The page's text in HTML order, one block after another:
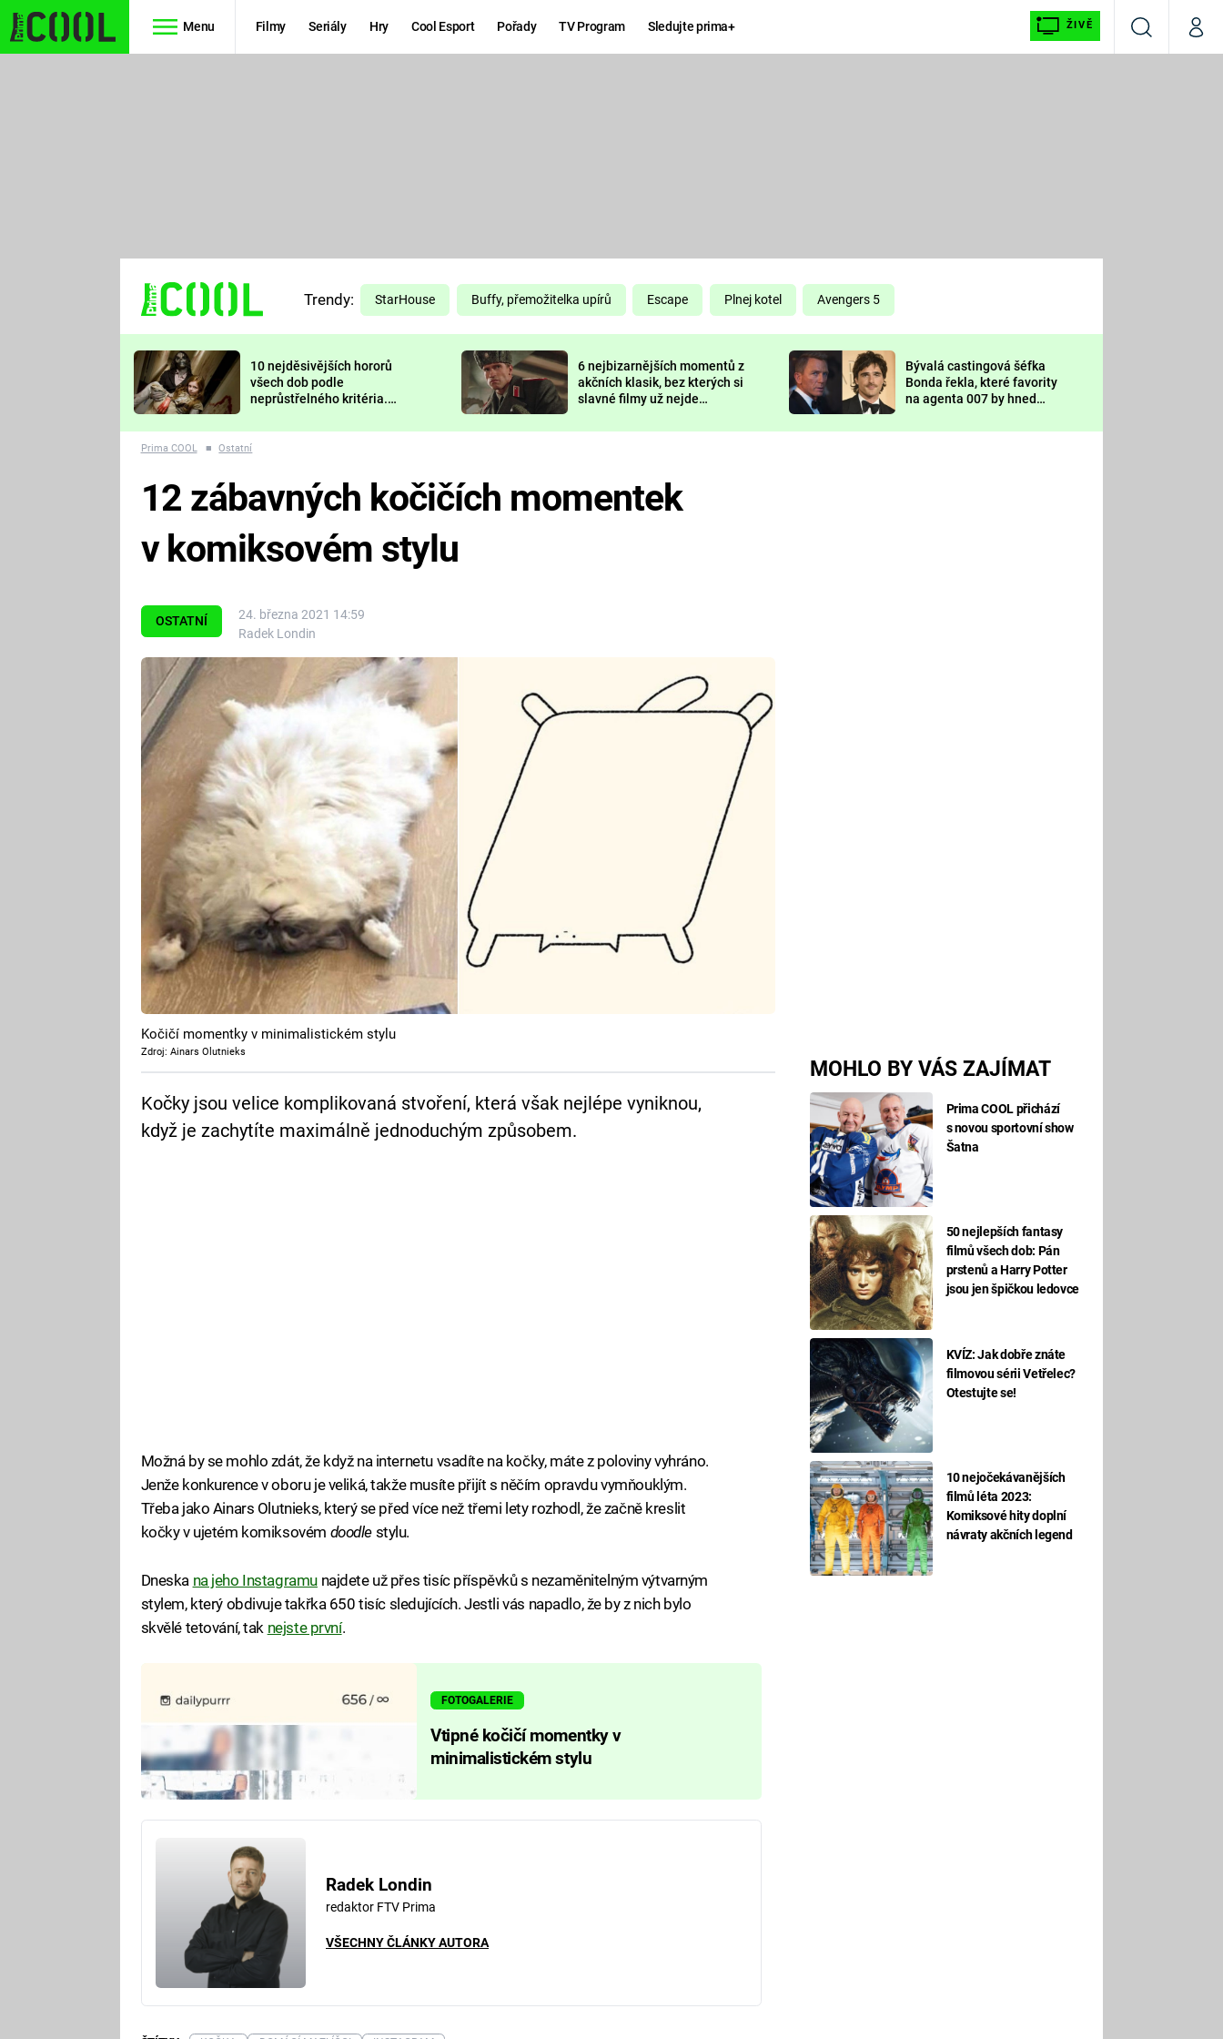
Menu Filmy Seriály Hry Cool Esport Pořady TV Program Sledujte prima+ ŽIVĚ
VyhledáváníMůj
TŘESKU
FUTURAMA
PREDÁTOR
DELIVERANCE
KOMEDIE
CHUCK
NORRIS
DEADPOOL
Prima LAJK
Sledujte nás
Trendy: StarHouse Buffy, přemožitelka upírů Escape Plnej kotel Avengers 5
10 nejděsivějších hororů
všech dob podle
neprůstřelného kritéria.
nejvíc zvednou tep?
6 nejbizarnějších momentů z
akčních klasik, bez kterých si
slavné filmy už nejde
Bývalá castingová šéfka
Bonda řekla, které favority
na agenta 007 by hned
Prima COOL ■ Ostatní
OSTATNÍ
24. března 2021 14:59
Radek Londin
MOHLO BY VÁS ZAJÍMAT
Prima COOL přichází
s novou sportovní show
Šatna
50 nejlepších fantasy
filmů všech dob: Pán
prstenů a Harry Potter
jsou jen špičkou ledovce
KVÍZ: Jak dobře znáte
filmovou sérii Vetřelec?
Otestujte se!
10 nejočekávanějších
filmů léta 2023:
Komiksové hity doplní
návraty akčních legend
12 zábavných kočičích momentek
v komiksovém stylu
Kočičí momentky v minimalistickém stylu
Zdroj: Ainars Olutnieks
Kočky jsou velice komplikovaná stvoření, která však nejlépe vyniknou,
když je zachytíte maximálně jednoduchým způsobem.
Možná by se mohlo zdát, že když na internetu vsadíte na kočky, máte z poloviny vyhráno.
Jenže konkurence v oboru je veliká, takže musíte přijít s něčím opravdu vymňouklým.
Třeba jako Ainars Olutnieks, který se před více než třemi lety rozhodl, že začně kreslit
kočky v ujetém komiksovém doodle stylu.
Dneska na jeho Instagramunajdete už přes tisíc příspěvků s nezaměnitelným výtvarným
stylem, který obdivuje takřka 650 tisíc sledujících. Jestli vás napadlo, že by z nich bylo
skvělé tetování, tak nejste první.
FOTOGALERIE
Vtipné kočičí momentky v
minimalistickém stylu
Radek Londin
redaktor FTV Prima
VŠECHNY ČLÁNKY AUTORA